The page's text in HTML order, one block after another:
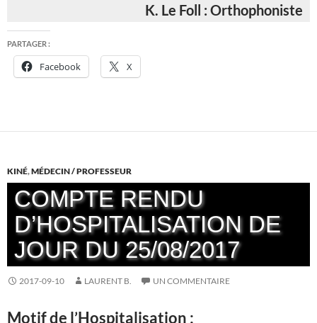
K. Le Foll : Orthophoniste
PARTAGER :
Facebook X
KINÉ,MÉDECIN / PROFESSEUR
COMPTE RENDU
D’HOSPITALISATION DE
JOUR DU 25/08/2017
2017-09-10 LAURENT B. UN COMMENTAIRE
Motif de l’Hospitalisation :